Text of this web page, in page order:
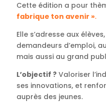
Cette édition a pour
fabrique ton avenir ».
Elle s’adresse aux
demandeurs d’emploi,
mais aussi au grand
L’objectif ?Valoriser
ses innovations, et
auprès des jeunes.